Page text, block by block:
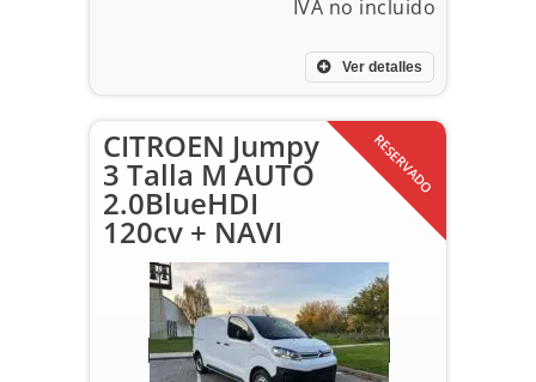
Ver detalles
RESERVADO
CITROEN Jumpy
3 Talla M AUTO
2.0BlueHDI
120cv + NAVI